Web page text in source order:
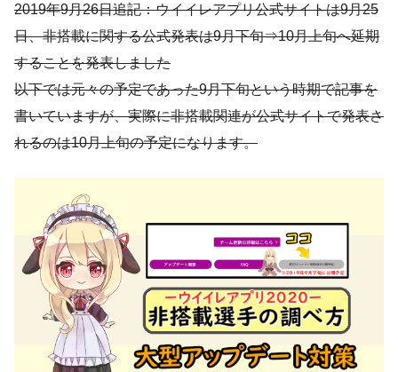
2019年9月26日追記：ウイイレアプリ公式サイトは9月25
日、非搭載に関する公式発表は9月下旬⇒10月上旬へ延期
することを発表しました
以下では元々の予定であった9月下旬という時期で記事を
書いていますが、実際に非搭載関連が公式サイトで発表さ
れるのは10月上旬の予定になります。